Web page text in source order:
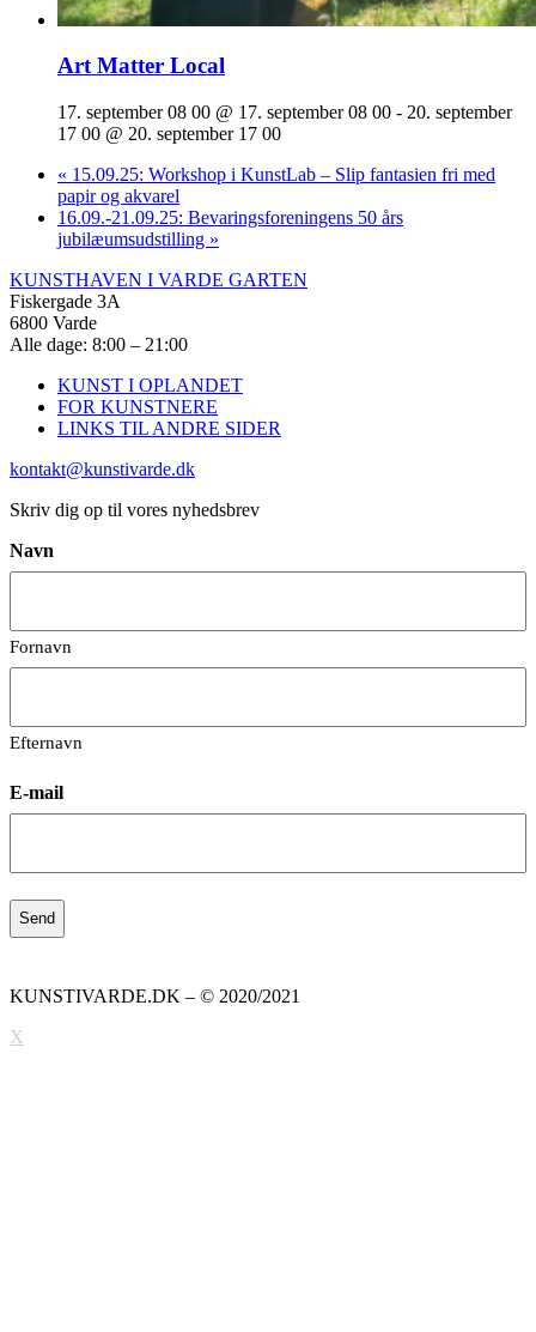
Art Matter Local
17. september 08 00 @ 17. september 08 00 - 20. september
17 00 @ 20. september 17 00
« 15.09.25: Workshop i KunstLab – Slip fantasien fri med
papir og akvarel
16.09.-21.09.25: Bevaringsforeningens 50 års
jubilæumsudstilling »
KUNSTHAVEN I VARDE GARTEN
Fiskergade 3A
6800 Varde
Alle dage: 8:00 – 21:00
KUNST I OPLANDET
FOR KUNSTNERE
LINKS TIL ANDRE SIDER
kontakt@kunstivarde.dk
Skriv dig op til vores nyhedsbrev
Navn
Fornavn
Efternavn
E-mail
KUNSTIVARDE.DK – © 2020/2021
X